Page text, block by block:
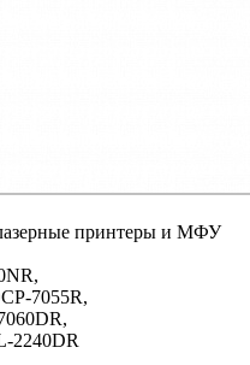
принтеры и МФУ
7055R,
2240DR